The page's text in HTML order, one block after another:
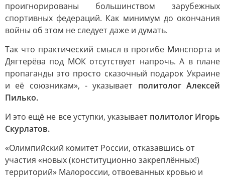
проигнорированы большинством зарубежных
спортивных федераций. Как минимум до окончания
войны об этом не следует даже и думать.
Так что практический смысл в прогибе Минспорта и
Дягтерёва под МОК отсутствует напрочь. А в плане
пропаганды это просто сказочный подарок Украине
и её союзникам», - указывает политолог Алексей
Пилько.
И это ещё не все уступки, указывает политолог Игорь
Скурлатов.
«Олимпийский комитет России, отказавшись от
участия «новых (конституционно закреплённых!)
территорий» Малороссии, отвоеванных кровью и